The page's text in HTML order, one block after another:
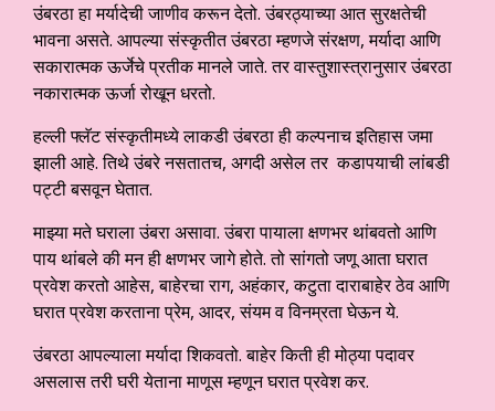
उंबरठा हा मर्यादेची जाणीव करून देतो. उंबरठ्याच्या आत सुरक्षतेची
भावना असते. आपल्या संस्कृतीत उंबरठा म्हणजे संरक्षण, मर्यादा आणि
सकारात्मक ऊर्जेचे प्रतीक मानले जाते. तर वास्तुशास्त्रानुसार उंबरठा
नकारात्मक ऊर्जा रोखून धरतो.
हल्ली फ्लॅट संस्कृतीमध्ये लाकडी उंबरठा ही कल्पनाच इतिहास जमा
झाली आहे. तिथे उंबरे नसतातच, अगदी असेल तर कडापयाची लांबडी
पट्टी बसवून घेतात.
माझ्या मते घराला उंबरा असावा. उंबरा पायाला क्षणभर थांबवतो आणि
पाय थांबले की मन ही क्षणभर जागे होते. तो सांगतो जणू आता घरात
प्रवेश करतो आहेस, बाहेरचा राग, अहंकार, कटुता दाराबाहेर ठेव आणि
घरात प्रवेश करताना प्रेम, आदर, संयम व विनम्रता घेऊन ये.
उंबरठा आपल्याला मर्यादा शिकवतो. बाहेर किती ही मोठ्या पदावर
असलास तरी घरी येताना माणूस म्हणून घरात प्रवेश कर.